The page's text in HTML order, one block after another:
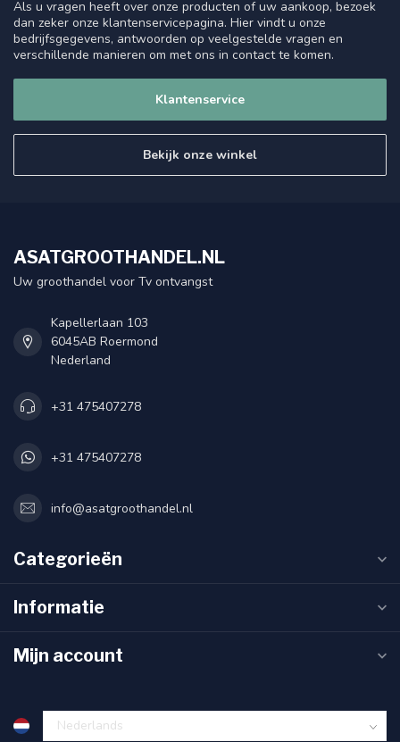
Als u vragen heeft over onze producten of uw aankoop, bezoek
dan zeker onze klantenservicepagina. Hier vindt u onze
bedrijfsgegevens, antwoorden op veelgestelde vragen en
verschillende manieren om met ons in contact te komen.
Klantenservice
Bekijk onze winkel
ASATGROOTHANDEL.NL
Uw groothandel voor Tv ontvangst
Kapellerlaan 103
6045AB Roermond
Nederland
+31 475407278
+31 475407278
info@asatgroothandel.nl
Categorieën
Informatie
Mijn account